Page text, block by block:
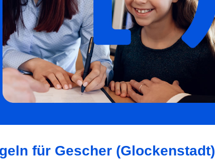
für Gescher (Glockenstadt)